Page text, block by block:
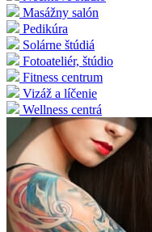
Masážny salón
Pedikúra
Solárne štúdiá
Fotoateliér, štúdio
Fitness centrum
Vizáž a líčenie
Wellness centrá